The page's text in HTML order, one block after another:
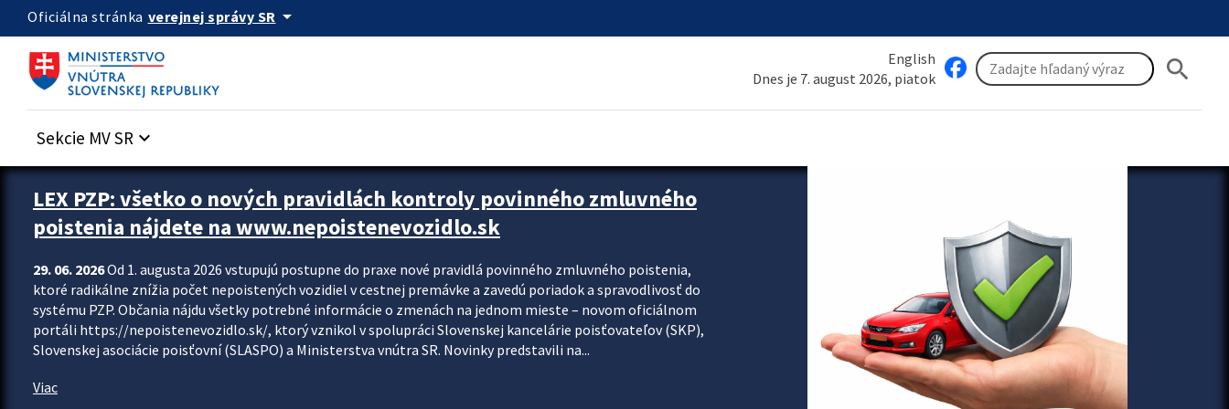
Preskocit na hlavný obsah
Oficiálna stránka verejnej správy SR arrow_drop_down
English
Dnes je 7. august 2026, piatok
search
Sekcie MV SR keyboard_arrow_down
Zastavit automatický posun upútavok
LEX PZP: všetko o nových pravidlách kontroly povinného zmluvného
poistenia nájdete na www.nepoistenevozidlo.sk
29. 06. 2026Od 1. augusta 2026 vstupujú postupne do praxe nové pravidlá povinného zmluvného poistenia,
ktoré radikálne znížia počet nepoistených vozidiel v cestnej premávke a zavedú poriadok a spravodlivosť do
systému PZP. Občania nájdu všetky potrebné informácie o zmenách na jednom mieste – novom oficiálnom
portáli https://nepoistenevozidlo.sk/, ktorý vznikol v spolupráci Slovenskej kancelárie poisťovateľov (SKP),
Slovenskej asociácie poisťovní (SLASPO) a Ministerstva vnútra SR. Novinky predstavili na...
Viac